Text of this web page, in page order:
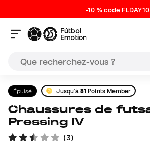
-10 % code FLDAY10
Épuisé Jusqu'à81 Points Member
Chaussures de futsal Puma
Pressing IV
(3)